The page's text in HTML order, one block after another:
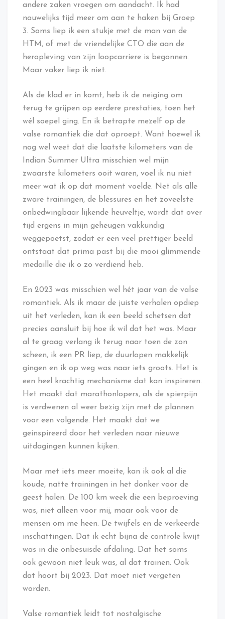
andere zaken vroegen om aandacht. Ik had
nauwelijks tijd meer om aan te haken bij Groep
3. Soms liep ik een stukje met de man van de
HTM, of met de vriendelijke CTO die aan de
heropleving van zijn loopcarriere is begonnen.
Maar vaker liep ik niet.
Als de klad er in komt, heb ik de neiging om
terug te grijpen op eerdere prestaties, toen het
wél soepel ging. En ik betrapte mezelf op de
valse romantiek die dat oproept. Want hoewel ik
nog wel weet dat die laatste kilometers van de
Indian Summer Ultra misschien wel mijn
zwaarste kilometers ooit waren, voel ik nu niet
meer wat ik op dat moment voelde. Net als alle
zware trainingen, de blessures en het zoveelste
onbedwingbaar lijkende heuveltje, wordt dat over
tijd ergens in mijn geheugen vakkundig
weggepoetst, zodat er een veel prettiger beeld
ontstaat dat prima past bij die mooi glimmende
medaille die ik o zo verdiend heb.
En 2023 was misschien wel hét jaar van de valse
romantiek. Als ik maar de juiste verhalen opdiep
uit het verleden, kan ik een beeld schetsen dat
precies aansluit bij hoe ik wil dat het was. Maar
al te graag verlang ik terug naar toen de zon
scheen, ik een PR liep, de duurlopen makkelijk
gingen en ik op weg was naar iets groots. Het is
een heel krachtig mechanisme dat kan inspireren.
Het maakt dat marathonlopers, als de spierpijn
is verdwenen al weer bezig zijn met de plannen
voor een volgende. Het maakt dat we
geinspireerd door het verleden naar nieuwe
uitdagingen kunnen kijken.
Maar met iets meer moeite, kan ik ook al die
koude, natte trainingen in het donker voor de
geest halen. De 100 km week die een beproeving
was, niet alleen voor mij, maar ook voor de
mensen om me heen. De twijfels en de verkeerde
inschattingen. Dat ik echt bijna de controle kwijt
was in die onbesuisde afdaling. Dat het soms
ook gewoon niet leuk was, al dat trainen. Ook
dat hoort bij 2023. Dat moet niet vergeten
worden.
Valse romantiek leidt tot nostalgische